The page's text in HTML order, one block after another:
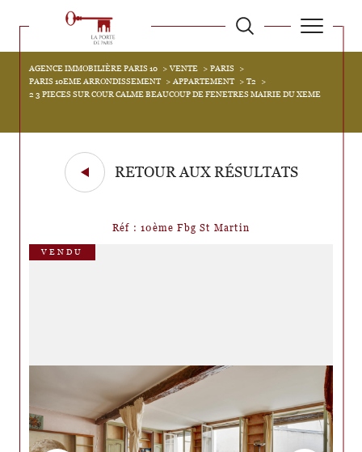
AGENCE IMMOBILIÈRE PARIS 10 VENTE
PARIS
PARIS 10EME ARRONDISSEMENT
APPARTEMENT
T2
2 3 PIECES SUR COUR CALME BEAUCOUP DE FENETRES MAIRIE DU XEME
RETOUR AUX RÉSULTATS
Réf : 10ème Fbg St Martin
VENDU